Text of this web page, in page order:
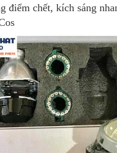
điểm chết, kích sáng